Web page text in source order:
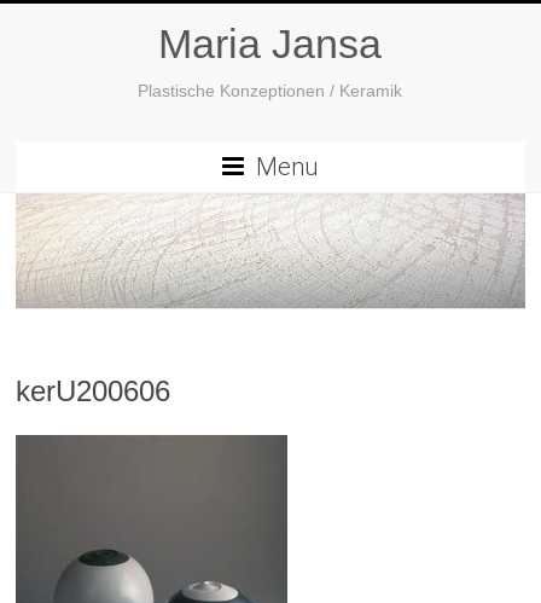
Maria Jansa
Plastische Konzeptionen / Keramik
Menu
kerU200606